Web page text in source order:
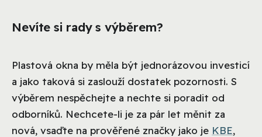
Nevíte si rady s výběrem?
Plastová okna by měla být jednorázovou investicí
a jako taková si zaslouží dostatek pozornosti. S
výběrem nespěchejte a nechte si poradit od
odborníků. Nechcete-li je za pár let měnit za
nová, vsaďte na prověřené značky jako je KBE,